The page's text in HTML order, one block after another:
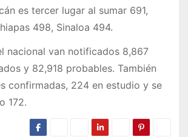
es tercer lugar al sumar 691,
498, Sinaloa 494.
nacional van notificados 8,867
y 82,918 probables. También
confirmadas, 224 en estudio y se
172.